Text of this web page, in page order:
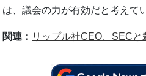
は、議会の力が有効だと考えて
関連： リップル社CEO、SEC